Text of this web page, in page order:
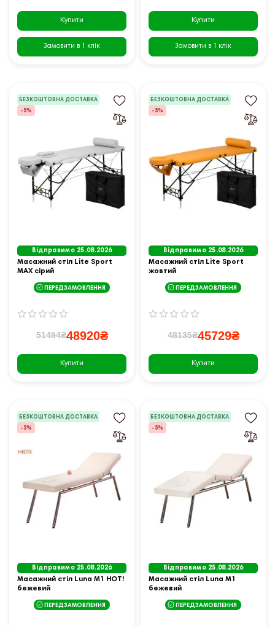
Купити
Замовити в 1 клік
Купити
Замовити в 1 клік
БЕЗКОШТОВНА ДОСТАВКА
-5%
Відправимо 25.08.2026
Масажний стіл Lite Sport
MAX сірий
ПЕРЕДЗАМОВЛЕННЯ
51494₴48920₴
Купити
БЕЗКОШТОВНА ДОСТАВКА
-5%
Відправимо 25.08.2026
Масажний стіл Lite Sport
жовтий
ПЕРЕДЗАМОВЛЕННЯ
48135₴45729₴
Купити
БЕЗКОШТОВНА ДОСТАВКА
-5%
Відправимо 25.08.2026
Масажний стіл Luna M1 HOT!
бежевий
ПЕРЕДЗАМОВЛЕННЯ
БЕЗКОШТОВНА ДОСТАВКА
-5%
Відправимо 25.08.2026
Масажний стіл Luna M1
бежевий
ПЕРЕДЗАМОВЛЕННЯ